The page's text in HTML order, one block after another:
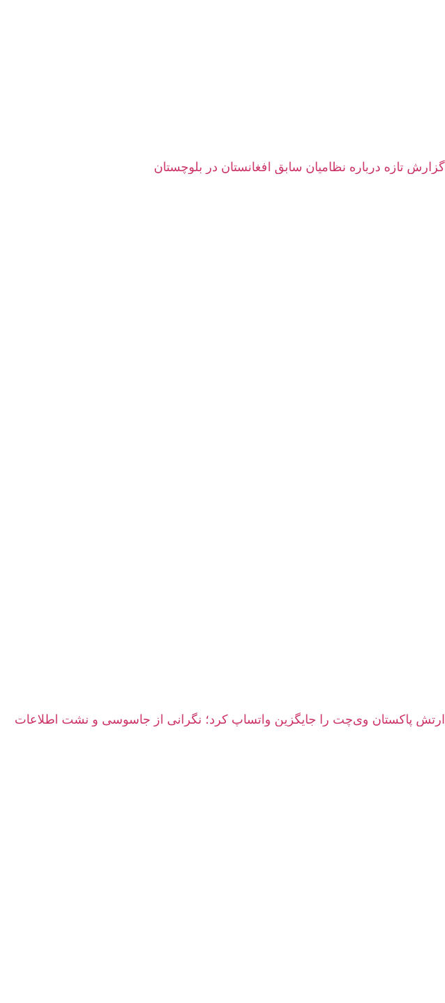
گزارش تازه درباره نظامیان سابق افغانستان در بلوچستان
ارتش پاکستان وی‌چت را جایگزین واتساپ کرد؛ نگرانی از جاسوسی و نشت اطلاعات